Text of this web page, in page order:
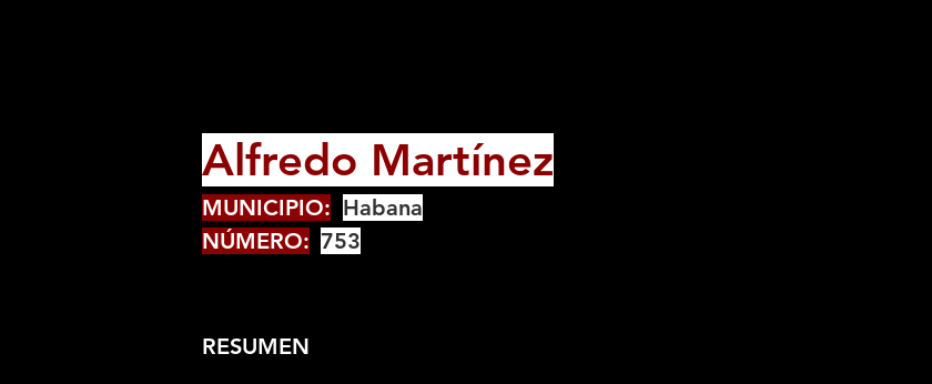
Alfredo Martínez
MUNICIPIO: Habana
NÚMERO: 753
RESUMEN